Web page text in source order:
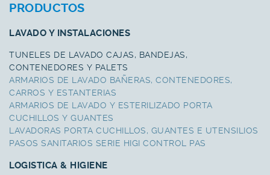
PRODUCTOS
LAVADO Y INSTALACIONES
TUNELES DE LAVADO CAJAS, BANDEJAS,
CONTENEDORES Y PALETS
ARMARIOS DE LAVADO BAÑERAS, CONTENEDORES,
CARROS Y ESTANTERIAS
ARMARIOS DE LAVADO Y ESTERILIZADO PORTA
CUCHILLOS Y GUANTES
LAVADORAS PORTA CUCHILLOS, GUANTES E UTENSILIOS
PASOS SANITARIOS SERIE HIGI CONTROL PAS
LOGISTICA & HIGIENE